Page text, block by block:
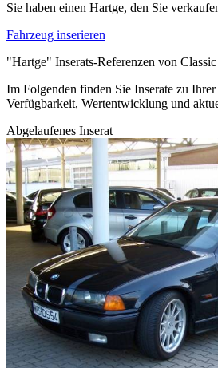
Sie haben einen Hartge, den Sie
Fahrzeug inserieren
"Hartge" Inserats-Referenzen von
Im Folgenden finden Sie Inserate zu
Verfügbarkeit, Wertentwicklung und
Abgelaufenes Inserat